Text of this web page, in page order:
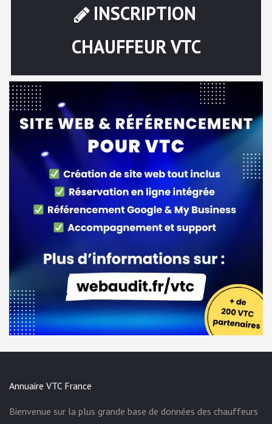
INSCRIPTION
CHAUFFEUR VTC
Annuaire VTC France
Bienvenue sur la plus grande base de données des chauffeurs